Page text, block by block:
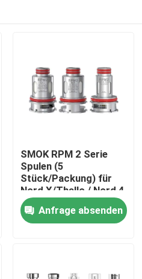
SMOK RPM 2 Serie
Spulen (5
Stück/Packung) für
Nord X/Thallo / Nord 4
/ IPX 80
Anfrage absenden